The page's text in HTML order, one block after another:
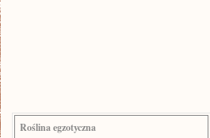
Roślina ⁢egzotyczna